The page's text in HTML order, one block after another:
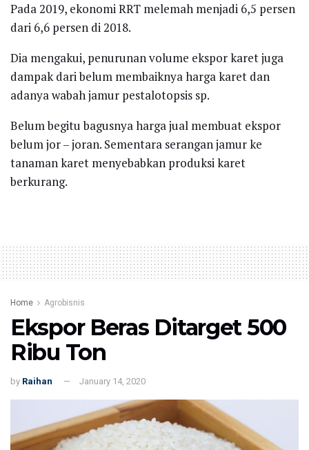
Pada 2019, ekonomi RRT melemah menjadi 6,5 persen
dari 6,6 persen di 2018.
Dia mengakui, penurunan volume ekspor karet juga
dampak dari belum membaiknya harga karet dan
adanya wabah jamur pestalotopsis sp.
Belum begitu bagusnya harga jual membuat ekspor
belum jor – joran. Sementara serangan jamur ke
tanaman karet menyebabkan produksi karet
berkurang.
Home Agrobisnis
Ekspor Beras Ditarget 500
Ribu Ton
by Raihan January 14, 2020